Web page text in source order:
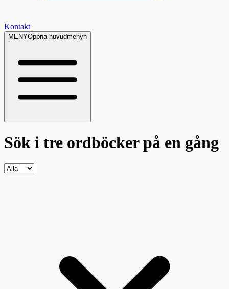
Kontakt
MENYÖppna huvudmenyn
Sök i tre ordböckerpå en gång